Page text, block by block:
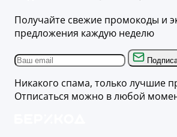
Получайте свежие промокоды и
предложения каждую неделю
Никакого спама, только лучшие
Отписаться можно в любой